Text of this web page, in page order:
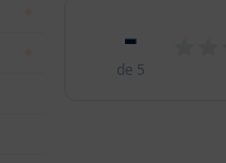
-
de 5